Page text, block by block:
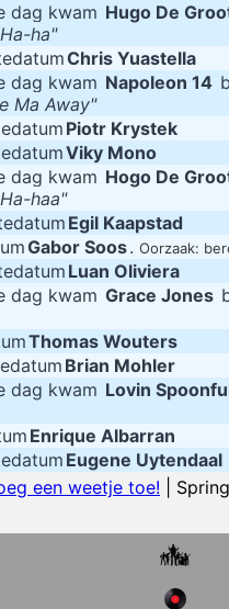
er zijn harde noten gevallen
beetje in mijn geit passen he...
effect ziet u al na 10 dagen.
Beter een half spreekwoord,
schepping ook het wiel was
Godsdienst = waanzin
felicity's facilities
niet goed geld kwijt
je tijd op een nuttige manier!
Geej se lèllike voel hod!
dag kwam Hugo De
ha"
Chris Yuastella
dag kwam Napoleon 14
Ma Away"
Piotr Krystek
Viky Mono
dag kwam Hogo De
haa"
Egil Kaapstad
Gabor Soos. Oorzaak:
Luan Oliviera
dag kwam Grace Jones
Thomas Wouters
Brian Mohler
dag kwam Lovin
Enrique Albarran
Eugene Uytendaal
een weetje toe! |